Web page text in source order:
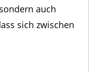
auch
sich zwischen